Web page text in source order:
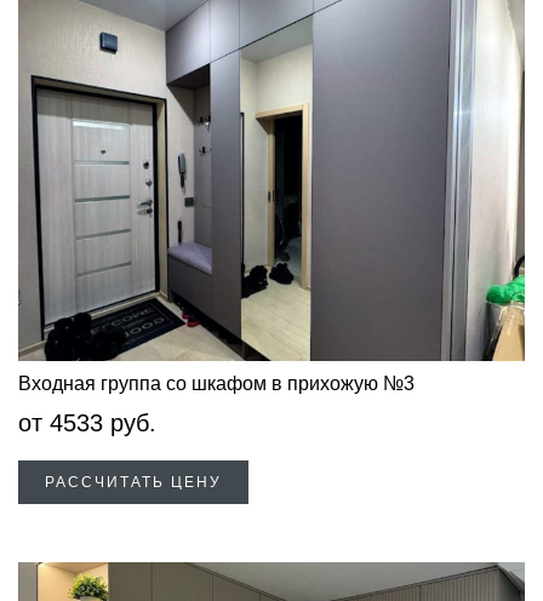
Входная группа со шкафом в прихожую №3
от 4533 руб.
РАССЧИТАТЬ ЦЕНУ